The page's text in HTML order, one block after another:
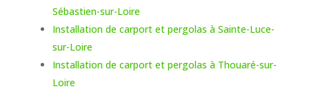
Sébastien-sur-Loire
Installation de carport et pergolas à Sainte-Luce-
sur-Loire
Installation de carport et pergolas à Thouaré-sur-
Loire